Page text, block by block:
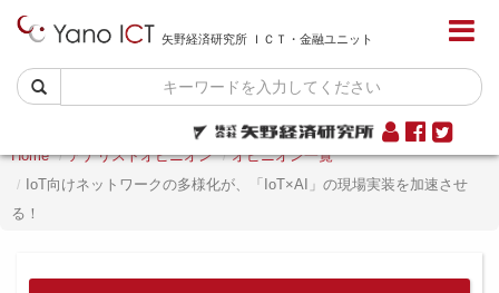
矢野経済研究所 ＩＣＴ・金融ユニット
Home アナリストオピニオン
オピニオン一覧
IoT向けネットワークの多様化が、「IoT×AI」の現場実装を加速させ
る！